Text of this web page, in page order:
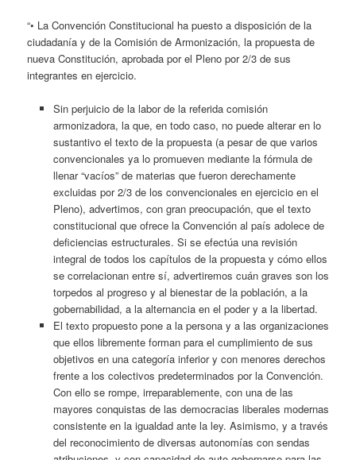
“• La Convención Constitucional ha puesto a disposición de la
ciudadanía y de la Comisión de Armonización, la propuesta de
nueva Constitución, aprobada por el Pleno por 2/3 de sus
integrantes en ejercicio.
Sin perjuicio de la labor de la referida comisión
armonizadora, la que, en todo caso, no puede alterar en lo
sustantivo el texto de la propuesta (a pesar de que varios
convencionales ya lo promueven mediante la fórmula de
llenar “vacíos” de materias que fueron derechamente
excluidas por 2/3 de los convencionales en ejercicio en el
Pleno), advertimos, con gran preocupación, que el texto
constitucional que ofrece la Convención al país adolece de
deficiencias estructurales. Si se efectúa una revisión
integral de todos los capítulos de la propuesta y cómo ellos
se correlacionan entre sí, advertiremos cuán graves son los
torpedos al progreso y al bienestar de la población, a la
gobernabilidad, a la alternancia en el poder y a la libertad.
El texto propuesto pone a la persona y a las organizaciones
que ellos libremente forman para el cumplimiento de sus
objetivos en una categoría inferior y con menores derechos
frente a los colectivos predeterminados por la Convención.
Con ello se rompe, irreparablemente, con una de las
mayores conquistas de las democracias liberales modernas
consistente en la igualdad ante la ley. Asimismo, y a través
del reconocimiento de diversas autonomías con sendas